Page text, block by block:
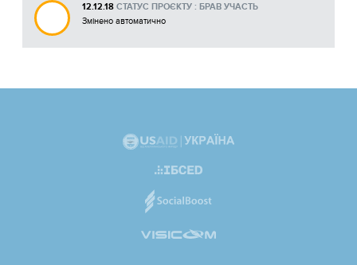
12.12.18 СТАТУС ПРОЄКТУ : БРАВ УЧАСТЬ
Змінено автоматично